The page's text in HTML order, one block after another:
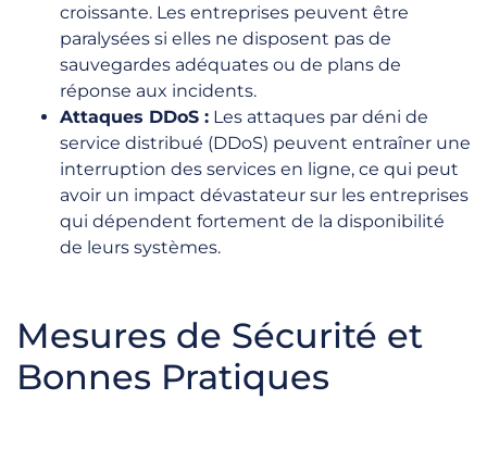
croissante. Les entreprises peuvent être
paralysées si elles ne disposent pas de
sauvegardes adéquates ou de plans de
réponse aux incidents.
Attaques DDoS : Les attaques par déni de
service distribué (DDoS) peuvent entraîner une
interruption des services en ligne, ce qui peut
avoir un impact dévastateur sur les entreprises
qui dépendent fortement de la disponibilité
de leurs systèmes.
Mesures de Sécurité et
Bonnes Pratiques